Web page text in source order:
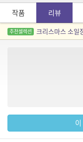
작품 리뷰
추천셀렉션 크리스마스 소일